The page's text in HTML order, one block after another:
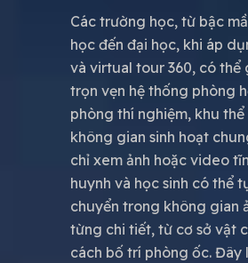
Các trường học, từ bậc
học đến đại học, khi áp
và virtual tour 360, có thể
trọn vẹn hệ thống phòng
phòng thí nghiệm, khu
không gian sinh hoạt
chỉ xem ảnh hoặc video
huynh và học sinh có thể
chuyển trong không gian
từng chi tiết, từ cơ sở vật
cách bố trí phòng ốc. Đây